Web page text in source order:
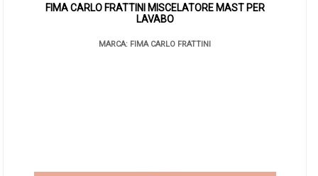
FIMA CARLO FRATTINI MISCELATORE MAST PER
LAVABO
MARCA: FIMA CARLO FRATTINI